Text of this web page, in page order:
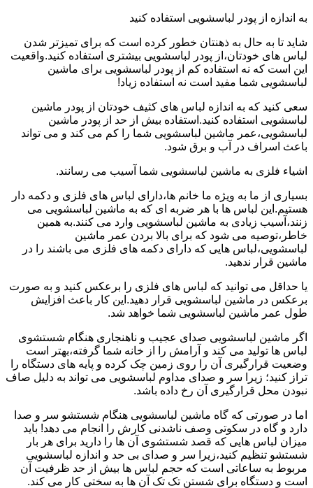
به اندازه از پودر لباسشویی استفاده کنید
شاید تا به حال به ذهنتان خطور کرده است که برای تمیزتر شدن
لباس های خودتان،از پودر لباسشویی بیشتری استفاده کنید.واقعیت
این است که نه استفاده کم از پودر لباسشویی برای ماشین
لباسشویی شما مفید است نه استفاده زیاد!
سعی کنید که به اندازه لباس های کثیف خودتان از پودر ماشین
لباسشویی استفاده کنید.استفاده بیش از حد از پودر ماشین
لباسشویی،عمر ماشین لباسشویی شما را کم می کند و می تواند
باعث اسراف در آب و برق شود.
اشیاء فلزی به ماشین لباسشویی شما آسیب می رسانند.
بسیاری از ما به ویژه ما خانم ها،دارای لباس های فلزی و دکمه دار
هستیم.این لباس ها با هر ضربه ای که به ماشین لباسشویی می
زنند،آسیب زیادی به ماشین لباسشویی وارد می کنند.به همین
خاطر،توصیه می شود که برای بالا بردن عمر ماشین
لباسشویی،لباس هایی که دارای دکمه های فلزی می باشند را در
ماشین قرار ندهید.
یا حداقل می توانید که لباس های فلزی را برعکس کنید و به صورت
برعکس در ماشین لباسشویی قرار دهید.این کار باعث افزایش
طول عمر ماشین لباسشویی شما خواهد شد.
اگر ماشین لباسشویی صدای عجیب و ناهنجاری هنگام شستشوی
لباس ها تولید می کند و آرامش را از خانه شما گرفته،بهتر است
وضعیت قرارگیری آن را روی زمین چک کرده و پایه های دستگاه را
تراز کنید؛ زیرا سر و صدای مداوم لباسشویی می تواند به دلیل صاف
نبودن محل قرارگیری آن رخ داده باشد.
اما در صورتی که گاه ماشین لباسشویی هنگام شستشو سر و صدا
دارد و گاه در سکوتی وصف ناشدنی کارش را انجام می دهد! باید
میزان لباس هایی که قصد شستشوی آن ها را دارید برای هر بار
شستشو تنظیم کنید،زیرا سر و صدای بی حد و اندازه لباسشویی
مربوط به ساعاتی است که حجم لباس ها بیش از حد ظرفیت آن
است و دستگاه برای شستن تک تک آن ها به سختی کار می کند.